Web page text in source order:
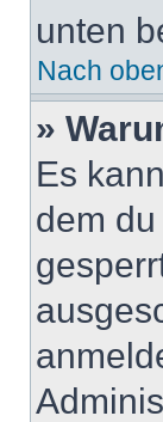
unten
Nach
»
Es
dem